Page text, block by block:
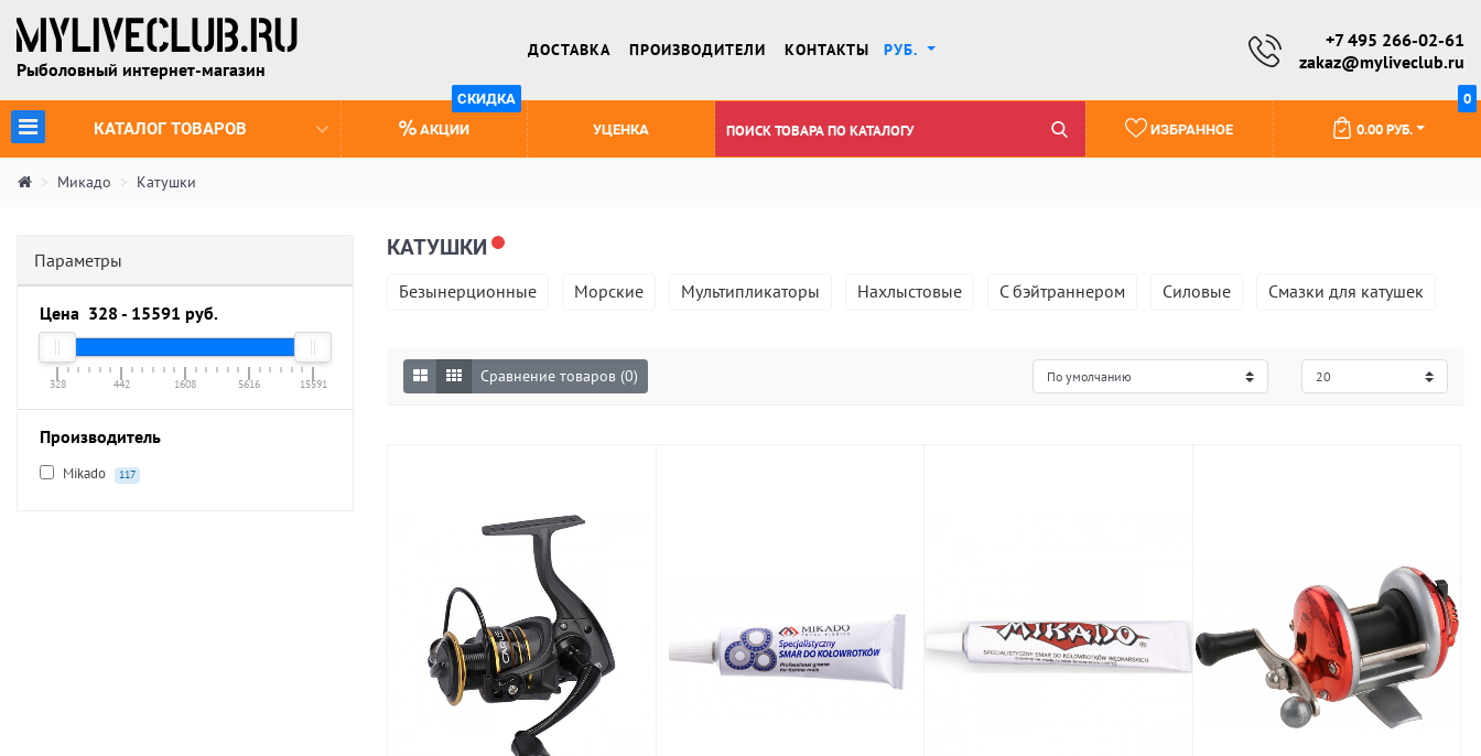
Рыболовный интернет-магазин
ДОСТАВКА ПРОИЗВОДИТЕЛИ КОНТАКТЫ РУБ.
+7 495 266-02-61
zakaz@myliveclub.ru
КАТАЛОГ ТОВАРОВ
(CURRENT) АКЦИИ
СКИДКА
УЦЕНКА
ИЗБРАННОЕ
0
0.00 РУБ.
Микадо Катушки
Параметры
Цена 328 - 15591 руб.
328 442 1608 5616 15591
Производитель
Mikado 117
КАТУШКИ
Безынерционные Морские Мультипликаторы Нахлыстовые С бэйтраннером Силовые Смазки для катушек
Сравнение товаров (0)